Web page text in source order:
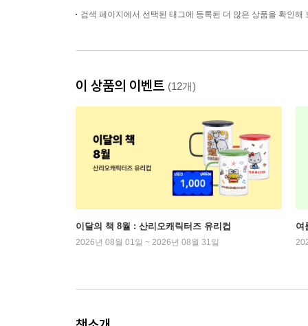
검색 페이지에서 선택된 태그에 등록된 더 많은 상품을 확인해
이 상품의 이벤트 (12개)
이달의 책 8월 : 산리오캐릭터즈 유리컵
2026년 08월 01일 ~ 2026년 08월 31일
여